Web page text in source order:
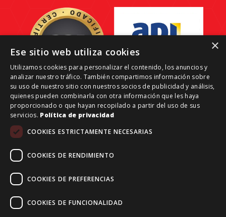
Grant Reale Estate-Investments © 2026 | Todos los
×
Ese sitio web utiliza cookies
Utilizamos cookies para personalizar el contenido, los anuncios y
analizar nuestro tráfico. También compartimos información sobre
su uso de nuestro sitio con nuestros socios de publicidad y análisis,
quienes pueden combinarla con otra información que les haya
proporcionado o que hayan recopilado a partir del uso de sus
servicios. Política de privacidad
COOKIES ESTRICTAMENTE NECESARIAS
COOKIES DE RENDIMIENTO
COOKIES DE PREFERENCIAS
COOKIES DE FUNCIONALIDAD